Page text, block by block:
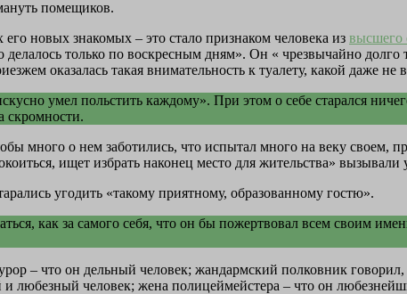
помещиков.
новых знакомых – это стало признаком человека из высшего
только по воскресным дням». Он « чрезвычайно
оказалась такая внимательность к туалету, какой даже не
умел польстить каждому». При этом о себе старался
скромности.
много о нем заботились, что испытал много на веку своем,
ищет избрать наконец место для жительства»
угодить «такому приятному, образованному гостю».
как за самого себя, что он бы пожертвовал всем своим
– что он дельный человек; жандармский полковник говорил,
человек; жена полицеймейстера – что он